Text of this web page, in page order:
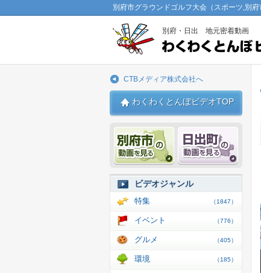
別府市グラウンドゴルフ大会（スポーツ,別府
別府・日出 地元密着動画
CTBメディア株式会社へ
わくわくとんぼビデオTOP
別府市 動画 日出
ビデオジャンル
特集 （1847）
イベント （776）
グルメ （405）
環境 （185）